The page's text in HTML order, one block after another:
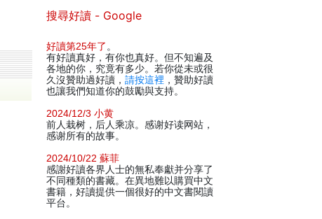
搜尋好讀 - Google
好讀第25年了 。
有好讀真好，有你也真好。但不知遍及
各地的你，究竟有多少。若你從未或很
久沒贊助過好讀， 請按這裡 ，贊助好讀
也讓我們知道你的鼓勵與支持。
2024/12/3 小黄
前人栽树，后人乘凉。感谢好读网站，
感谢所有的故事。
2024/10/22 蘇菲
感謝好讀各界人士的無私奉獻并分享了
不同種類的書藏。在異地難以購買中文
書籍，好讀提供一個很好的中文書閱讀
平台。